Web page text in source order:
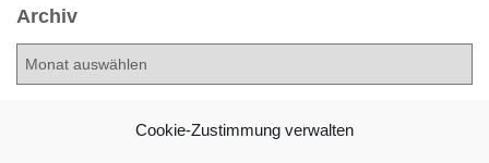
Cookie-Zustimmung verwalten
Archiv
A